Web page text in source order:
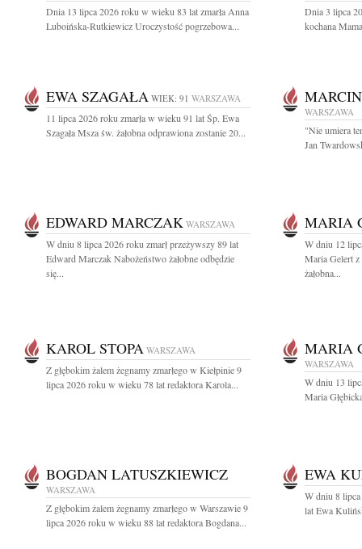
Dnia 13 lipca 2026 roku w wieku 83 lat zmarła Anna
Luboińska-Rutkiewicz Uroczystość pogrzebowa...
Dnia 3 lipca
kochana
EWA SZAGAŁA WIEK: 91 WARSZAWA
11 lipca 2026 roku zmarła w wieku 91 lat Śp. Ewa
Szagała Msza św. żałobna odprawiona zostanie 20...
WARSZAWA
"Nie umiera
Jan
EDWARD MARCZAK WARSZAWA
W dniu 8 lipca 2026 roku zmarł przeżywszy 89 lat
Edward Marczak Nabożeństwo żałobne odbędzie
się...
MARIA
W dniu 12
Maria Gelert
żałobna...
KAROL STOPA WARSZAWA
Z głębokim żalem żegnamy zmarłego w Kiełpinie 9
lipca 2026 roku w wieku 78 lat redaktora Karola...
MARIA
WARSZAWA
W dniu 13
Maria
BOGDAN LATUSZKIEWICZ
WARSZAWA
Z głębokim żalem żegnamy zmarłego w Warszawie 9
lipca 2026 roku w wieku 88 lat redaktora Bogdana...
EWA
W dniu 8
lat Ewa